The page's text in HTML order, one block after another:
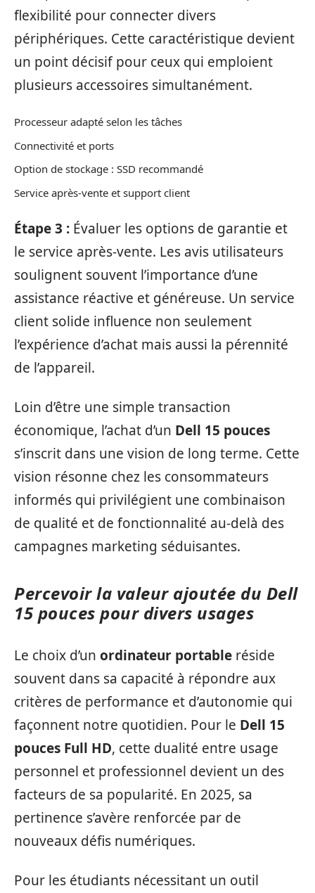
flexibilité pour connecter divers
périphériques. Cette caractéristique devient
un point décisif pour ceux qui emploient
plusieurs accessoires simultanément.
Processeur adapté selon les tâches
Connectivité et ports
Option de stockage : SSD recommandé
Service après-vente et support client
Étape 3 : Évaluer les options de garantie et
le service après-vente. Les avis utilisateurs
soulignent souvent l’importance d’une
assistance réactive et généreuse. Un service
client solide influence non seulement
l’expérience d’achat mais aussi la pérennité
de l’appareil.
Loin d’être une simple transaction
économique, l’achat d’un Dell 15 pouces
s’inscrit dans une vision de long terme. Cette
vision résonne chez les consommateurs
informés qui privilégient une combinaison
de qualité et de fonctionnalité au-delà des
campagnes marketing séduisantes.
Percevoir la valeur ajoutée du Dell
15 pouces pour divers usages
Le choix d’un ordinateur portable réside
souvent dans sa capacité à répondre aux
critères de performance et d’autonomie qui
façonnent notre quotidien. Pour le Dell 15
pouces Full HD, cette dualité entre usage
personnel et professionnel devient un des
facteurs de sa popularité. En 2025, sa
pertinence s’avère renforcée par de
nouveaux défis numériques.
Pour les étudiants nécessitant un outil